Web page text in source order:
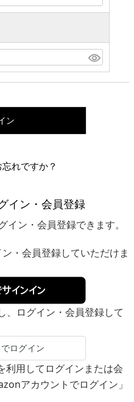
ン
れですか？
イン・会員登録
ン・会員登録できます。
・会員登録していただけま
インイン
、ログイン・会員登録して
用してログインまたは会
アカウントでログイン」